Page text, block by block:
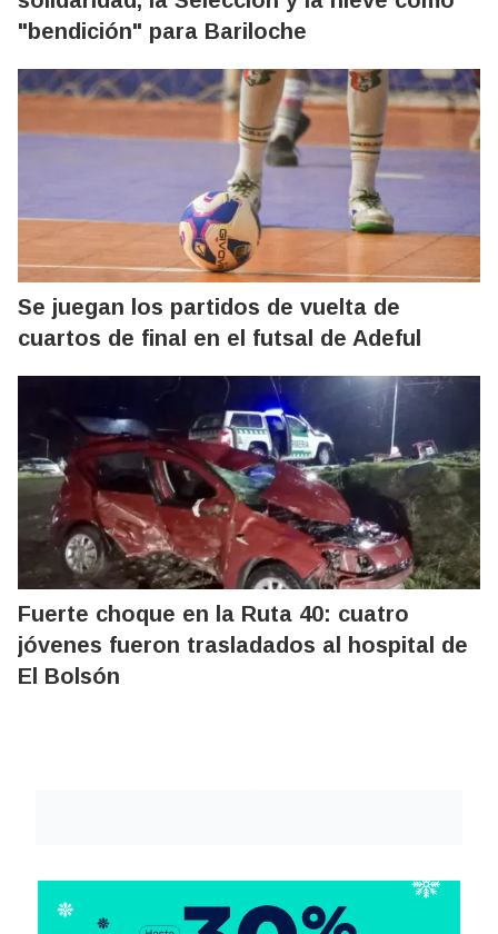
"bendición" para Bariloche
Se juegan los partidos de vuelta de
cuartos de final en el futsal de Adeful
Fuerte choque en la Ruta 40: cuatro
jóvenes fueron trasladados al hospital de
El Bolsón